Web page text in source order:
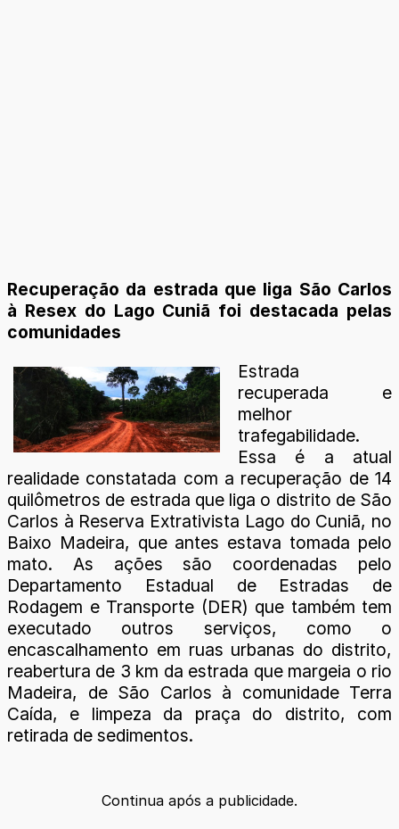
Recuperação da estrada que liga São Carlos
à Resex do Lago Cuniã foi destacada pelas
comunidades
Estrada
recuperada e
melhor
trafegabilidade.
Essa é a atual
realidade constatada com a recuperação de 14
quilômetros de estrada que liga o distrito de São
Carlos à Reserva Extrativista Lago do Cuniã, no
Baixo Madeira, que antes estava tomada pelo
mato. As ações são coordenadas pelo
Departamento Estadual de Estradas de
Rodagem e Transporte (DER) que também tem
executado outros serviços, como o
encascalhamento em ruas urbanas do distrito,
reabertura de 3 km da estrada que margeia o rio
Madeira, de São Carlos à comunidade Terra
Caída, e limpeza da praça do distrito, com
retirada de sedimentos.
Continua após a publicidade.